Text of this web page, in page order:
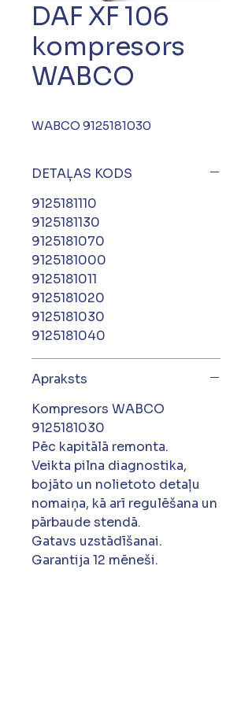
DAF XF 106
kompresors
WABCO
WABCO 9125181030
DETAĻAS KODS
9125181110
9125181130
9125181070
9125181000
9125181011
9125181020
9125181030
9125181040
Apraksts
Kompresors WABCO
9125181030
Pēc kapitālā remonta.
Veikta pilna diagnostika,
bojāto un nolietoto detaļu
nomaiņa, kā arī regulēšana un
pārbaude stendā.
Gatavs uzstādīšanai.
Garantija 12 mēneši.